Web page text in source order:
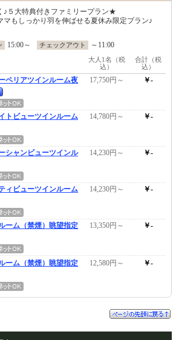
５大特典付きファミリープラン★
もしっかり羽を伸ばせる夏休み限定プラン♪
15:00～ チェックアウト ～11:00
大人1名（税
込）
合計（税
込）
ペリアツインルーム夜
17,750円～ ￥-
トビューツインルーム
14,780円～ ￥-
シャンビューツインル
14,230円～ ￥-
ィビューツインルーム
14,230円～ ￥-
ーム（禁煙）眺望指定
13,350円～ ￥-
ーム（禁煙）眺望指定
12,580円～ ￥-